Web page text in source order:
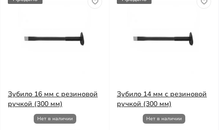
Зубило 16 мм с резиновой
ручкой (300 мм)
Нет в наличии
Зубило 14 мм с резиновой
ручкой (300 мм)
Нет в наличии